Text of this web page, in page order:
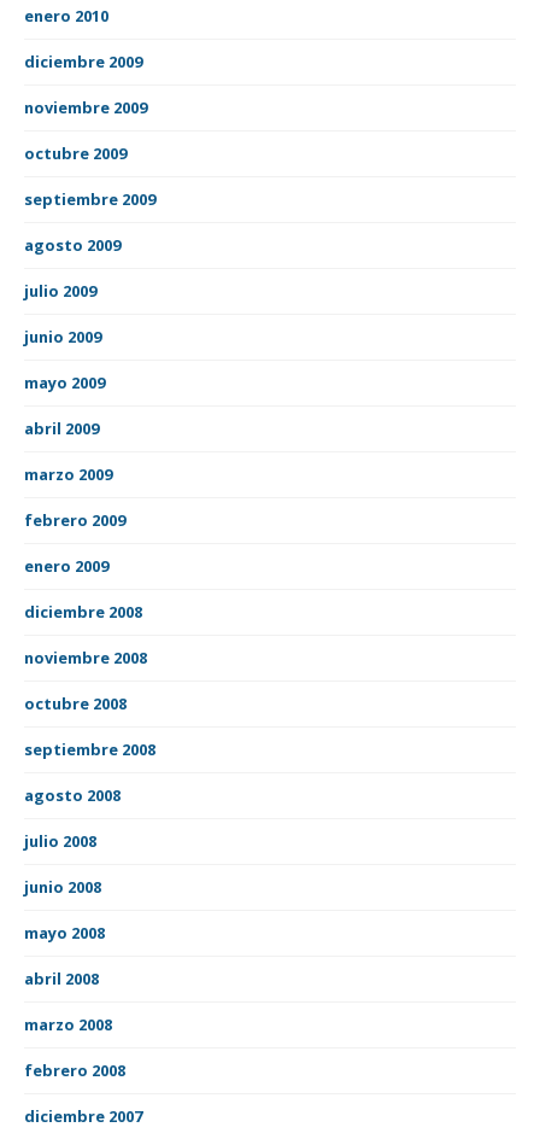
enero 2010
diciembre 2009
noviembre 2009
octubre 2009
septiembre 2009
agosto 2009
julio 2009
junio 2009
mayo 2009
abril 2009
marzo 2009
febrero 2009
enero 2009
diciembre 2008
noviembre 2008
octubre 2008
septiembre 2008
agosto 2008
julio 2008
junio 2008
mayo 2008
abril 2008
marzo 2008
febrero 2008
diciembre 2007